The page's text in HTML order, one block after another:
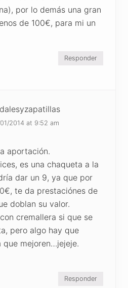
por lo demás una gran
de 100€, para mi un
Responder
2014 at 9:52 am
aportación.
es una chaqueta a la
dar un 9, ya que por
te da prestaciónes de
doblan su valor.
cremallera si que se
pero algo hay que
que mejoren…jejeje.
Responder